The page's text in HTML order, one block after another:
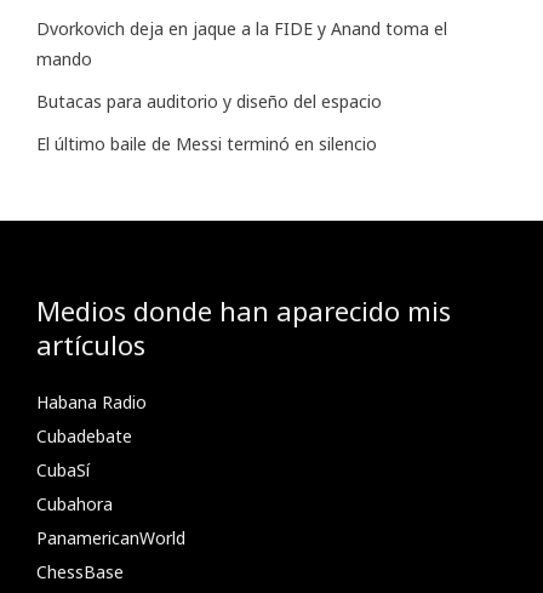
Dvorkovich deja en jaque a la FIDE y Anand toma el
mando
Butacas para auditorio y diseño del espacio
El último baile de Messi terminó en silencio
Medios donde han aparecido mis
artículos
Habana Radio
Cubadebate
CubaSí
Cubahora
PanamericanWorld
ChessBase